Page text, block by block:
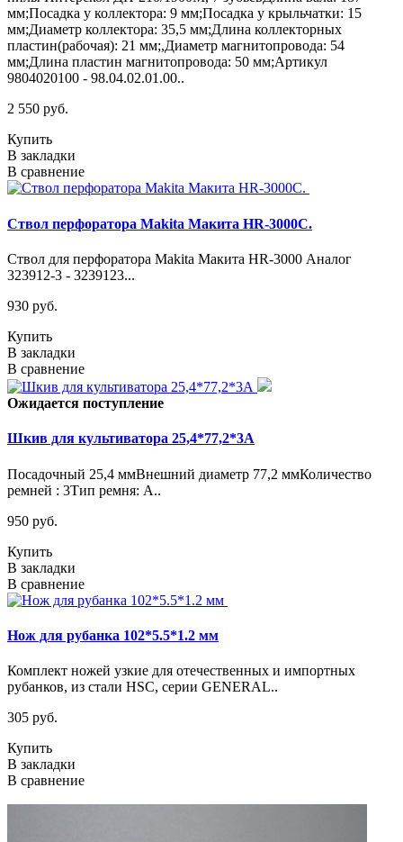
мм;Посадка у коллектора: 9 мм;Посадка у крыльчатки: 15
мм;Диаметр коллектора: 35,5 мм;Длина коллекторных
пластин(рабочая): 21 мм;,Диаметр магнитопровода: 54
мм;Длина пластин магнитопровода: 50 мм;Артикул
9804020100 - 98.04.02.01.00..
2 550 руб.
Купить
В закладки
В сравнение
Ствол перфоратора Makita Макита HR-3000C.
Ствол для перфоратора Makita Макита HR-3000 Аналог
323912-3 - 3239123...
930 руб.
Купить
В закладки
В сравнение
Ожидается поступление
Шкив для культиватора 25,4*77,2*3A
Посадочный 25,4 ммВнешний диаметр 77,2 ммКоличество
ремней : 3Тип ремня: А..
950 руб.
Купить
В закладки
В сравнение
Нож для рубанка 102*5.5*1.2 мм
Комплект ножей узкие для отечественных и импортных
рубанков, из стали HSC, серии GENERAL..
305 руб.
Купить
В закладки
В сравнение